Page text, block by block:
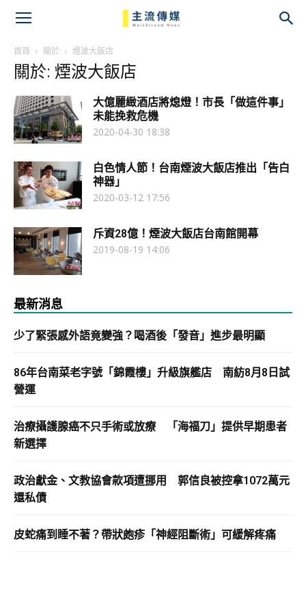
首頁 關於 煙波大飯店
關於: 煙波大飯店
大億麗緻酒店將熄燈！市長「做這件事」
未能挽救危機
2020-04-30 18:38
白色情人節！台南煙波大飯店推出「告白
神器」
2020-03-12 17:56
斥資28億！煙波大飯店台南館開幕
2019-08-19 14:06
最新消息
少了緊張感外語竟變強？喝酒後「發音」進步最明顯
86年台南菜老字號「錦霞樓」升級旗艦店 南紡8月8日試
營運
治療攝護腺癌不只手術或放療 「海福刀」提供早期患者
新選擇
政治獻金、文教協會款項遭挪用 郭信良被控拿1072萬元
還私債
皮蛇痛到睡不著？帶狀皰疹「神經阻斷術」可緩解疼痛